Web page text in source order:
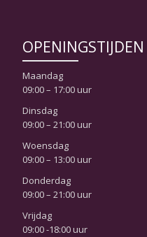
OPENINGSTIJDEN
Maandag
09:00 – 17:00 uur
Dinsdag
09:00 – 21:00 uur
Woensdag
09:00 – 13:00 uur
Donderdag
09:00 – 21:00 uur
Vrijdag
09:00 -18:00 uur